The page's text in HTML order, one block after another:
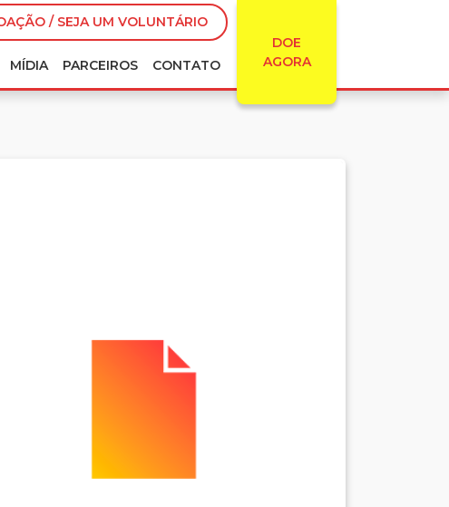
/ SEJA UM VOLUNTÁRIO
DOE
AGORA
MÍDIA PARCEIROS CONTATO